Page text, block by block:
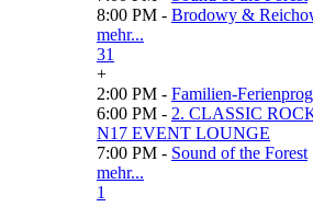
8:00 PM - Brodowy &
mehr...
31
+
2:00 PM - Familien-
6:00 PM - 2. CLASSIC
N17 EVENT LOUNGE
7:00 PM - Sound of the Forest
mehr...
1